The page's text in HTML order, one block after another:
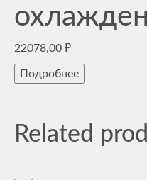
22078,00 ₽
Подробнее
Related